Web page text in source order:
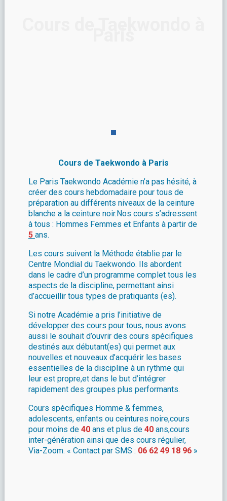
Cours de Taekwondo à Paris
Le Paris Taekwondo Académie n’a pas hésité, à
créer des cours hebdomadaire pour tous de
préparation au différents niveaux de la ceinture
blanche a la ceinture noir.Nos cours s’adressent
à tous : Hommes Femmes et Enfants à partir de
5 ans.
Les cours suivent la Méthode établie par le
Centre Mondial du Taekwondo. Ils abordent
dans le cadre d’un programme complet tous les
aspects de la discipline, permettant ainsi
d’accueillir tous types de pratiquants (es).
Si notre Académie a pris l’initiative de
développer des cours pour tous, nous avons
aussi le souhait d’ouvrir des cours spécifiques
destinés aux débutant(es) qui permet aux
nouvelles et nouveaux d’acquérir les bases
essentielles de la discipline à un rythme qui
leur est propre,et dans le but d’intégrer
rapidement des groupes plus performants.
Cours spécifiques Homme & femmes,
adolescents, enfants ou ceintures noire,cours
pour moins de 40 ans et plus de 40 ans,cours
inter-génération ainsi que des cours régulier,
Via-Zoom. « Contact par SMS : 06 62 49 18 96»